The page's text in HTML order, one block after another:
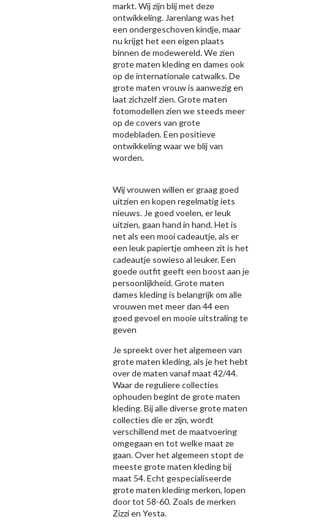
markt. Wij zijn blij met deze
ontwikkeling. Jarenlang was het
een ondergeschoven kindje, maar
nu krijgt het een eigen plaats
binnen de modewereld. We zien
grote maten kleding en dames ook
op de internationale catwalks. De
grote maten vrouw is aanwezig en
laat zichzelf zien. Grote maten
fotomodellen zien we steeds meer
op de covers van grote
modebladen. Een positieve
ontwikkeling waar we blij van
worden.
Wij vrouwen willen er graag goed
uitzien en kopen regelmatig iets
nieuws. Je goed voelen, er leuk
uitzien, gaan hand in hand. Het is
net als een mooi cadeautje, als er
een leuk papiertje omheen zit is het
cadeautje sowieso al leuker. Een
goede outfit geeft een boost aan je
persoonlijkheid. Grote maten
dames kleding is belangrijk om alle
vrouwen met meer dan 44 een
goed gevoel en mooie uitstraling te
geven
Je spreekt over het algemeen van
grote maten kleding, als je het hebt
over de maten vanaf maat 42/44.
Waar de reguliere collecties
ophouden begint de grote maten
kleding. Bij alle diverse grote maten
collecties die er zijn, wordt
verschillend met de maatvoering
omgegaan en tot welke maat ze
gaan. Over het algemeen stopt de
meeste grote maten kleding bij
maat 54. Echt gespecialiseerde
grote maten kleding merken, lopen
door tot 58-60. Zoals de merken
Zizzien Yesta.